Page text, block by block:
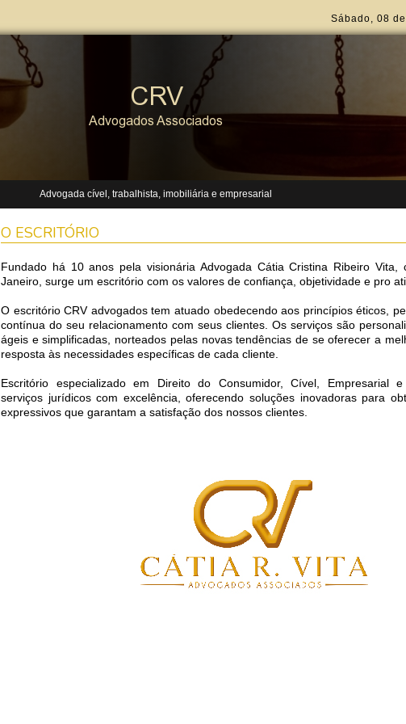
Sábado, 08
Advogada cível, trabalhista, imobiliária e empresarial
O ESCRITÓRIO
Fundado há 10 anos pela visionária Advogada Cátia Cristina Ribeiro
Janeiro, surge um escritório com os valores de confiança, objetividade e pro
O escritório CRV advogados tem atuado obedecendo aos princípios éticos,
contínua do seu relacionamento com seus clientes. Os serviços são
ágeis e simplificadas, norteados pelas novas tendências de se oferecer a
resposta às necessidades específicas de cada cliente.
Escritório especializado em Direito do Consumidor, Cível, Empresarial
serviços jurídicos com excelência, oferecendo soluções inovadoras para
expressivos que garantam a satisfação dos nossos clientes.